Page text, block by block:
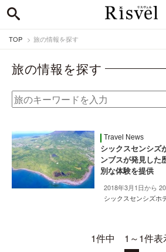
TOP 旅の情報を探す
旅の情報を探す
Travel News
シックスセンシズ
ンブスが発見した
別な体験を提供
2018年3月1日から
シックスセンシズホ
1件中 1～1件表